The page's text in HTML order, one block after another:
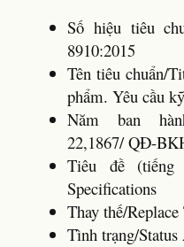
Số hiệu tiêu
8910:2015
Tên tiêu chuẩn/
phẩm. Yêu cầu
Năm ban
22,1867/ QĐ-
Tiêu đề (tiếng
Specifications
Thay thế/
Tình trạng/